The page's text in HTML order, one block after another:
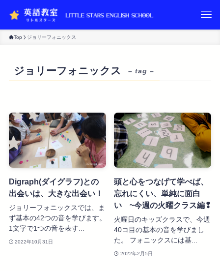
Top ジョリーフォニックス
ジョリーフォニックス – tag –
Digraph(ダイグラフ)との
出会いは、大きな出会い！
ジョリーフォニックスでは、ま
ず基本の42つの音を学びます。
1文字で1つの音を表す...
2022年10月31日
頭と心をつなげて学べば、
忘れにくい、単純に面白
い ~今週の火曜クラス編❢
火曜日のキッズクラスで、今週
40コ目の基本の音を学びまし
た。 フォニックスには基...
2022年2月5日